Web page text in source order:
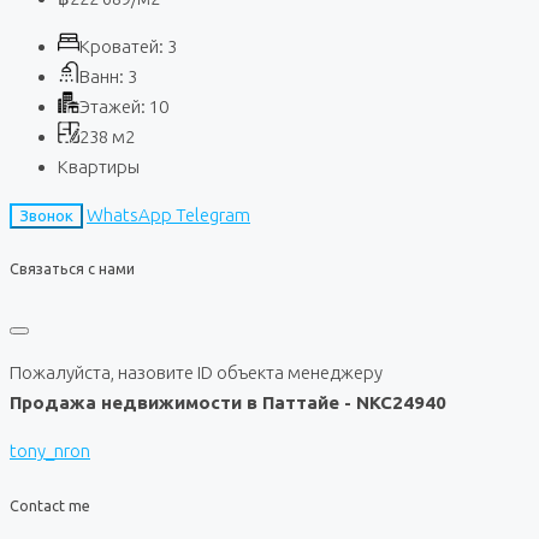
Кроватей: 3
Ванн: 3
Этажей: 10
238 м2
Квартиры
Звонок WhatsApp Telegram
Связаться с нами
Пожалуйста, назовите ID объекта менеджеру
Продажа недвижимости в Паттайе - NKC24940
tony_nron
Contact me